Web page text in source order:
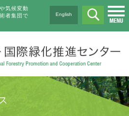
気候変動
者集団で
English